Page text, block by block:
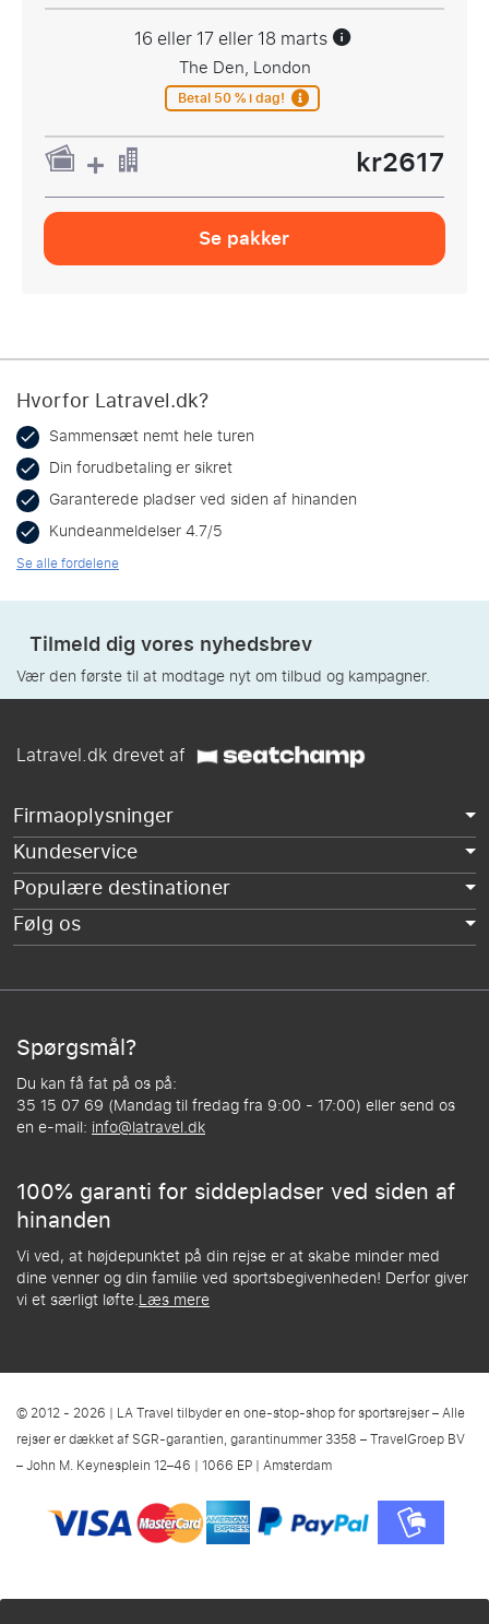
16 eller 17 eller 18 marts
The Den, London
Betal 50 % i dag!
kr2617
Se pakker
Hvorfor Latravel.dk?
Sammensæt nemt hele turen
Din forudbetaling er sikret
Garanterede pladser ved siden af hinanden
Kundeanmeldelser 4.7/5
Se alle fordelene
Tilmeld dig vores nyhedsbrev
Vær den første til at modtage nyt om tilbud og kampagner.
Latravel.dk drevet af
Firmaoplysninger
Kundeservice
Populære destinationer
Følg os
Spørgsmål?
Du kan få fat på os på:
35 15 07 69 (Mandag til fredag fra 9:00 - 17:00) eller send os
en e-mail: info@latravel.dk
100% garanti for siddepladser ved siden af
hinanden
Vi ved, at højdepunktet på din rejse er at skabe minder med
dine venner og din familie ved sportsbegivenheden! Derfor giver
vi et særligt løfte.Læs mere
© 2012 - 2026 | LA Travel tilbyder en one-stop-shop for sportsrejser – Alle
rejser er dækket af SGR-garantien, garantinummer 3358 – TravelGroep BV
– John M. Keynesplein 12–46 | 1066 EP | Amsterdam